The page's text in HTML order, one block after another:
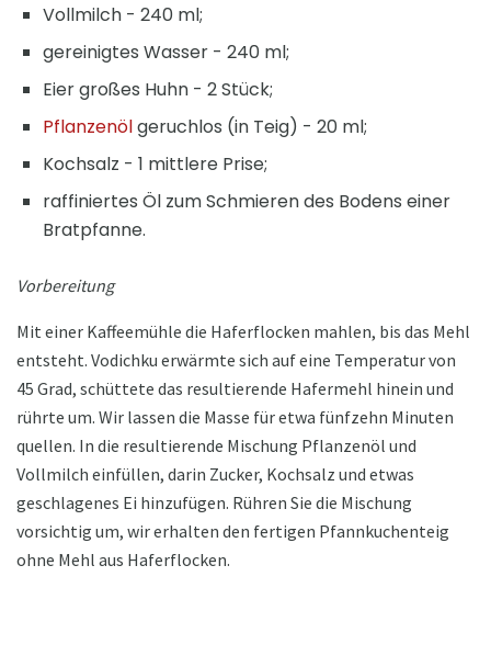
Vollmilch - 240 ml;
gereinigtes Wasser - 240 ml;
Eier großes Huhn - 2 Stück;
Pflanzenölgeruchlos (in Teig) - 20 ml;
Kochsalz - 1 mittlere Prise;
raffiniertes Öl zum Schmieren des Bodens einer
Bratpfanne.
Vorbereitung
Mit einer Kaffeemühle die Haferflocken mahlen, bis das Mehl
entsteht. Vodichku erwärmte sich auf eine Temperatur von
45 Grad, schüttete das resultierende Hafermehl hinein und
rührte um. Wir lassen die Masse für etwa fünfzehn Minuten
quellen. In die resultierende Mischung Pflanzenöl und
Vollmilch einfüllen, darin Zucker, Kochsalz und etwas
geschlagenes Ei hinzufügen. Rühren Sie die Mischung
vorsichtig um, wir erhalten den fertigen Pfannkuchenteig
ohne Mehl aus Haferflocken.